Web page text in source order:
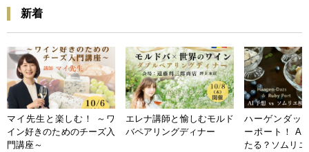
新着
マイ先生と楽しむ！ ～ワ
イン好きのためのチーズ入
門講座～
エレナ講師と愉しむモルド
バペアリングディナー
ハーゲンダッ
ーポート！ AI
たる？ソムリ